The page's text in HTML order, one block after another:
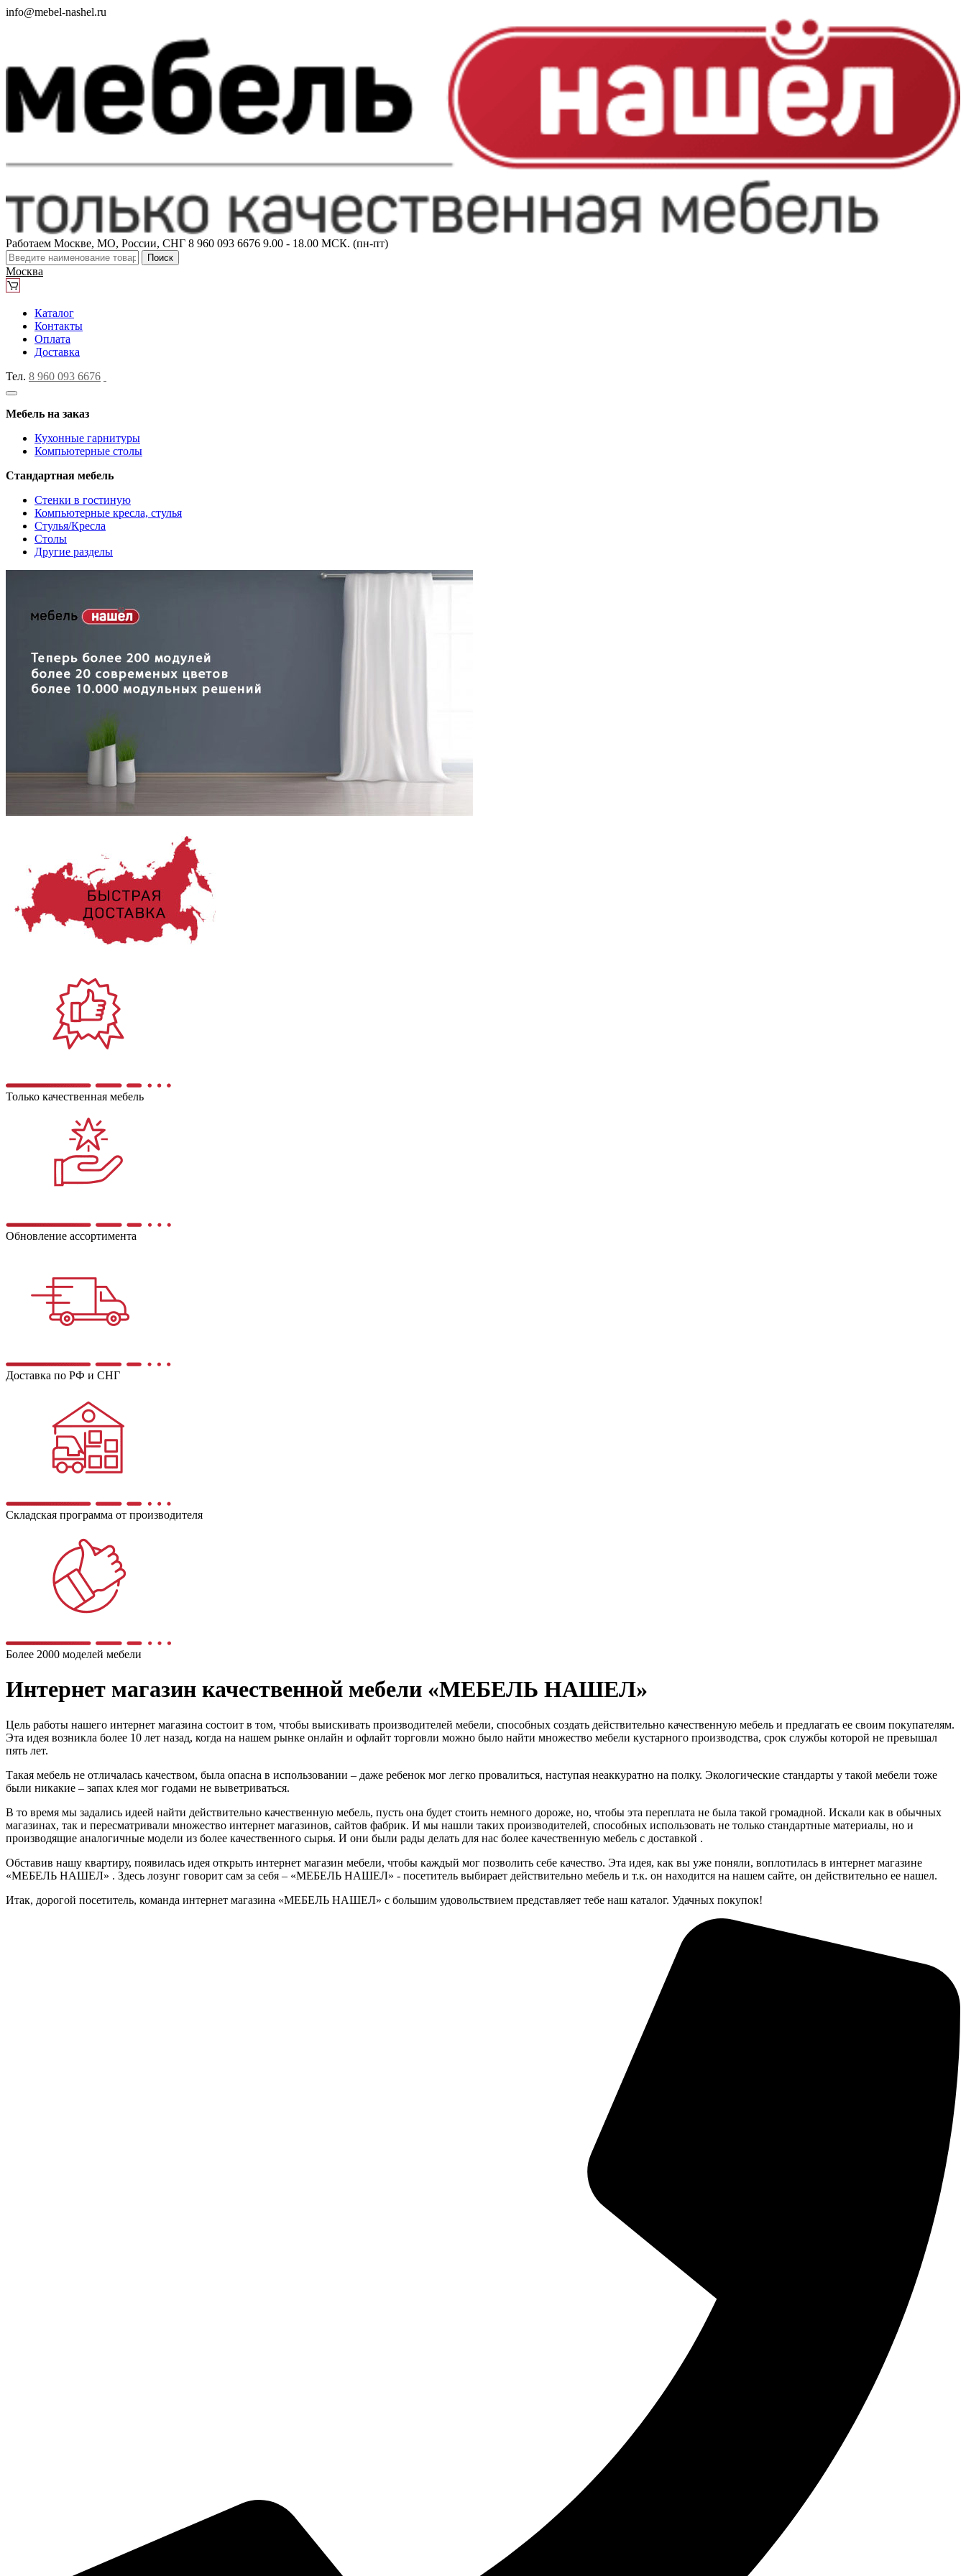
info@mebel-nashel.ru
Работаем Москве, МО, России, СНГ 8 960 093 6676 9.00 - 18.00 МСК. (пн-пт)
Поиск
Москва
Каталог
Контакты
Оплата
Доставка
Тел. 8 960 093 6676
Мебель на заказ
Кухонные гарнитуры
Компьютерные столы
Стандартная мебель
Стенки в гостиную
Компьютерные кресла, стулья
Стулья/Кресла
Столы
Другие разделы
Только качественная мебель
Обновление ассортимента
Доставка по РФ и СНГ
Складская программа от производителя
Более 2000 моделей мебели
Интернет магазин качественной мебели «МЕБЕЛЬ НАШЕЛ»
Цель работы нашего интернет магазина состоит в том, чтобы выискивать производителей мебели, способных создать действительно качественную мебель и предлагать ее своим покупателям.
Эта идея возникла более 10 лет назад, когда на нашем рынке онлайн и офлайт торговли можно было найти множество мебели кустарного производства, срок службы которой не превышал
пять лет.
Такая мебель не отличалась качеством, была опасна в использовании – даже ребенок мог легко провалиться, наступая неаккуратно на полку. Экологические стандарты у такой мебели тоже
были никакие – запах клея мог годами не выветриваться.
В то время мы задались идеей найти действительно качественную мебель, пусть она будет стоить немного дороже, но, чтобы эта переплата не была такой громадной. Искали как в обычных
магазинах, так и пересматривали множество интернет магазинов, сайтов фабрик. И мы нашли таких производителей, способных использовать не только стандартные материалы, но и
производящие аналогичные модели из более качественного сырья. И они были рады делать для нас более качественную мебель с доставкой .
Обставив нашу квартиру, появилась идея открыть интернет магазин мебели, чтобы каждый мог позволить себе качество. Эта идея, как вы уже поняли, воплотилась в интернет магазине
«МЕБЕЛЬ НАШЕЛ» . Здесь лозунг говорит сам за себя – «МЕБЕЛЬ НАШЕЛ» - посетитель выбирает действительно мебель и т.к. он находится на нашем сайте, он действительно ее нашел.
Итак, дорогой посетитель, команда интернет магазина «МЕБЕЛЬ НАШЕЛ» с большим удовольствием представляет тебе наш каталог. Удачных покупок!